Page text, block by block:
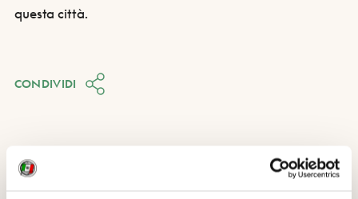
questa città.
CONDIVIDI